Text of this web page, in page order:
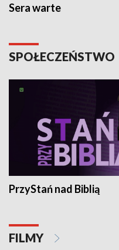
Sera warte
SPOŁECZEŃSTWO
PrzyStań nad Biblią
FILMY